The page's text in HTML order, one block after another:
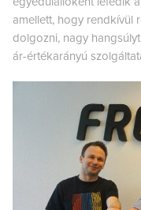
amellett, hogy rendkívül
dolgozni, nagy
ár-értékarányú